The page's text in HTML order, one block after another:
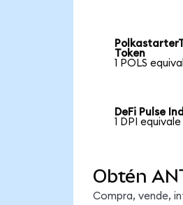
Token
1 POLS
DeFi Pulse
1 DPI
Obtén
Compra, vende,